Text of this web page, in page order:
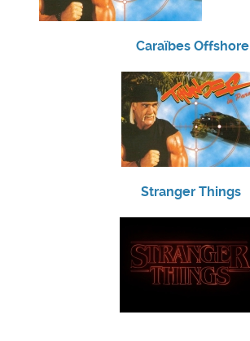
Caraïbes Offshore
Stranger Things